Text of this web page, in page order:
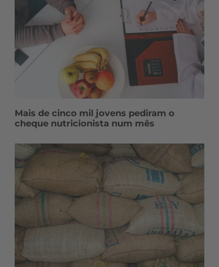
Mais de cinco mil jovens pediram o
cheque nutricionista num mês